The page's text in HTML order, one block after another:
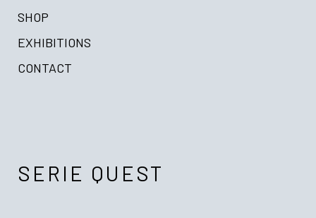
SHOP
EXHIBITIONS
CONTACT
SERIE QUEST